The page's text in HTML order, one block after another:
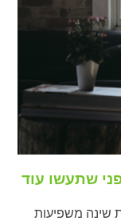
שתעשו עוד
שינה משפיעות